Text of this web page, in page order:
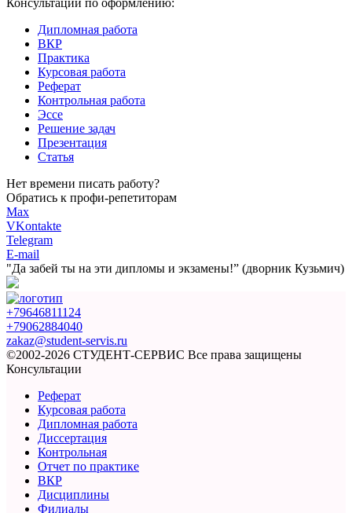
Дипломная работа
ВКР
Практика
Курсовая работа
Реферат
Контрольная работа
Эссе
Решение задач
Презентация
Статья
Нет времени писать работу?
Обратись к профи-репетиторам
Max
VKontakte
Telegram
E-mail
"Да забей ты на эти дипломы и экзамены!” (дворник Кузьмич)
+79646811124
+79062884040
zakaz@student-servis.ru
©2002-2026 СТУДЕНТ-СЕРВИС Все права защищены
Консультации
Реферат
Курсовая работа
Дипломная работа
Диссертация
Контрольная
Отчет по практике
ВКР
Дисциплины
Филиалы